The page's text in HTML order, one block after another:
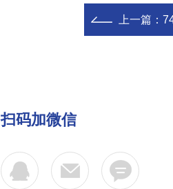
上一篇：
扫码加微信